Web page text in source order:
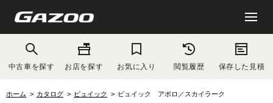
中古車を探す お店を探す お気に入り 閲覧履歴 保存した見積
ホーム カタログ ビュイック ビュイック アポロ／スカイラーク